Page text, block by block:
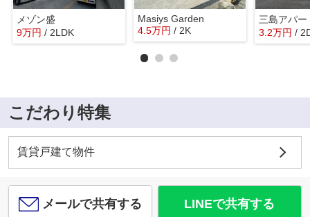
メゾン盛
9万円 / 2LDK
Masiys Garden
4.5万円 / 2K
三島アパー
3.2万円 /
こだわり特集
賃貸戸建て物件
メールで共有する LINEで共有する